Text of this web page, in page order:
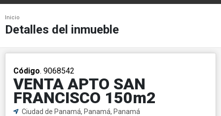
Inicio
Detalles del inmueble
Código. 9068542
VENTA APTO SAN
FRANCISCO 150m2
Ciudad de Panamá, Panamá, Panamá